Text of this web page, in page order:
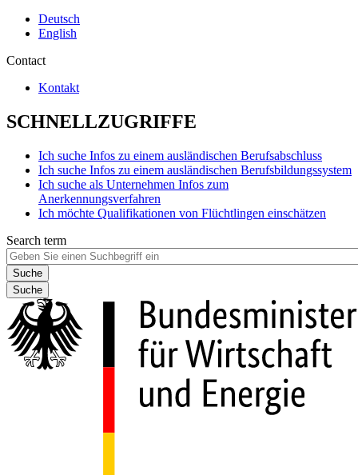
Deutsch
English
Contact
Kontakt
SCHNELLZUGRIFFE
Ich suche Infos zu einem ausländischen Berufsabschluss
Ich suche Infos zu einem ausländischen Berufsbildungssystem
Ich suche als Unternehmen Infos zum
Anerkennungsverfahren
Ich möchte Qualifikationen von Flüchtlingen einschätzen
Search term
Suche